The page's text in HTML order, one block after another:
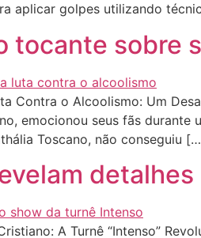
aplicar golpes utilizando
tocante sobre
Contra o Alcoolismo: Um
emocionou seus fãs durante
Toscano, não conseguiu
A Turnê “Intenso”